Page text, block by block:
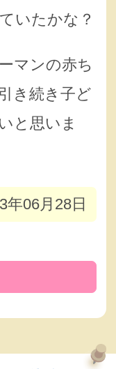
いたかな？
マンの赤ち
き続き子ど
と思いま
年06月28日